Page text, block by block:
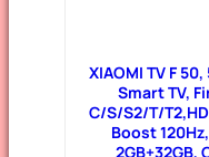
XIAOMI TV F
Smart TV,
C/S/S2/T/
Boost